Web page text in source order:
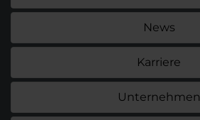
News
Karriere
Unternehmen